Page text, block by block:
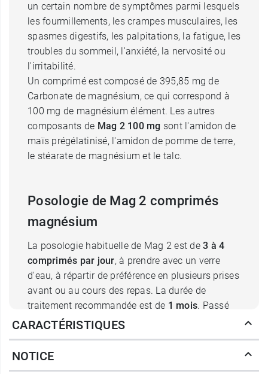
un certain nombre de symptômes parmi lesquels
les fourmillements, les crampes musculaires, les
spasmes digestifs, les palpitations, la fatigue, les
troubles du sommeil, l'anxiété, la nervosité ou
l'irritabilité.
Un comprimé est composé de 395,85 mg de
Carbonate de magnésium, ce qui correspond à
100 mg de magnésium élément. Les autres
composants de Mag 2 100 mg sont l'amidon de
maïs prégélatinisé, l'amidon de pomme de terre,
le stéarate de magnésium et le talc.
Posologie de Mag 2 comprimés
magnésium
La posologie habituelle de Mag 2 est de 3 à 4
comprimés par jour, à prendre avec un verre
d'eau, à répartir de préférence en plusieurs prises
avant ou au cours des repas. La durée de
traitement recommandée est de 1 mois. Passé
ce délai, si les symptômes persistent, il est
demander conseil à votre pharmacien.
CARACTÉRISTIQUES
NOTICE